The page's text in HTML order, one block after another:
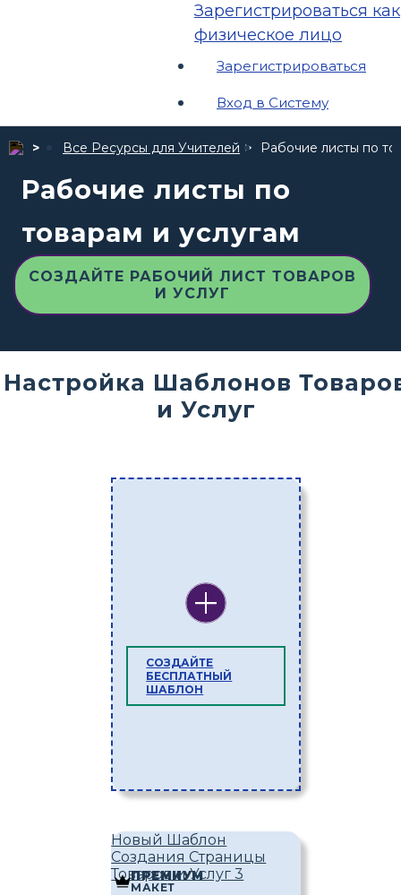
Зарегистрироваться как
физическое лицо
Зарегистрироваться
Вход в Систему
Все Ресурсы для Учителей Рабочие листы по
Рабочие листы по
товарам и услугам
СОЗДАЙТЕ РАБОЧИЙ ЛИСТ ТОВАРОВ
И УСЛУГ
Настройка Шаблонов
и Услуг
СОЗДАЙТЕ
БЕСПЛАТНЫЙ
ШАБЛОН
Новый Шаблон
Создания Страницы
Товаров и Услуг 3
ПРЕМИУМ
МАКЕТ